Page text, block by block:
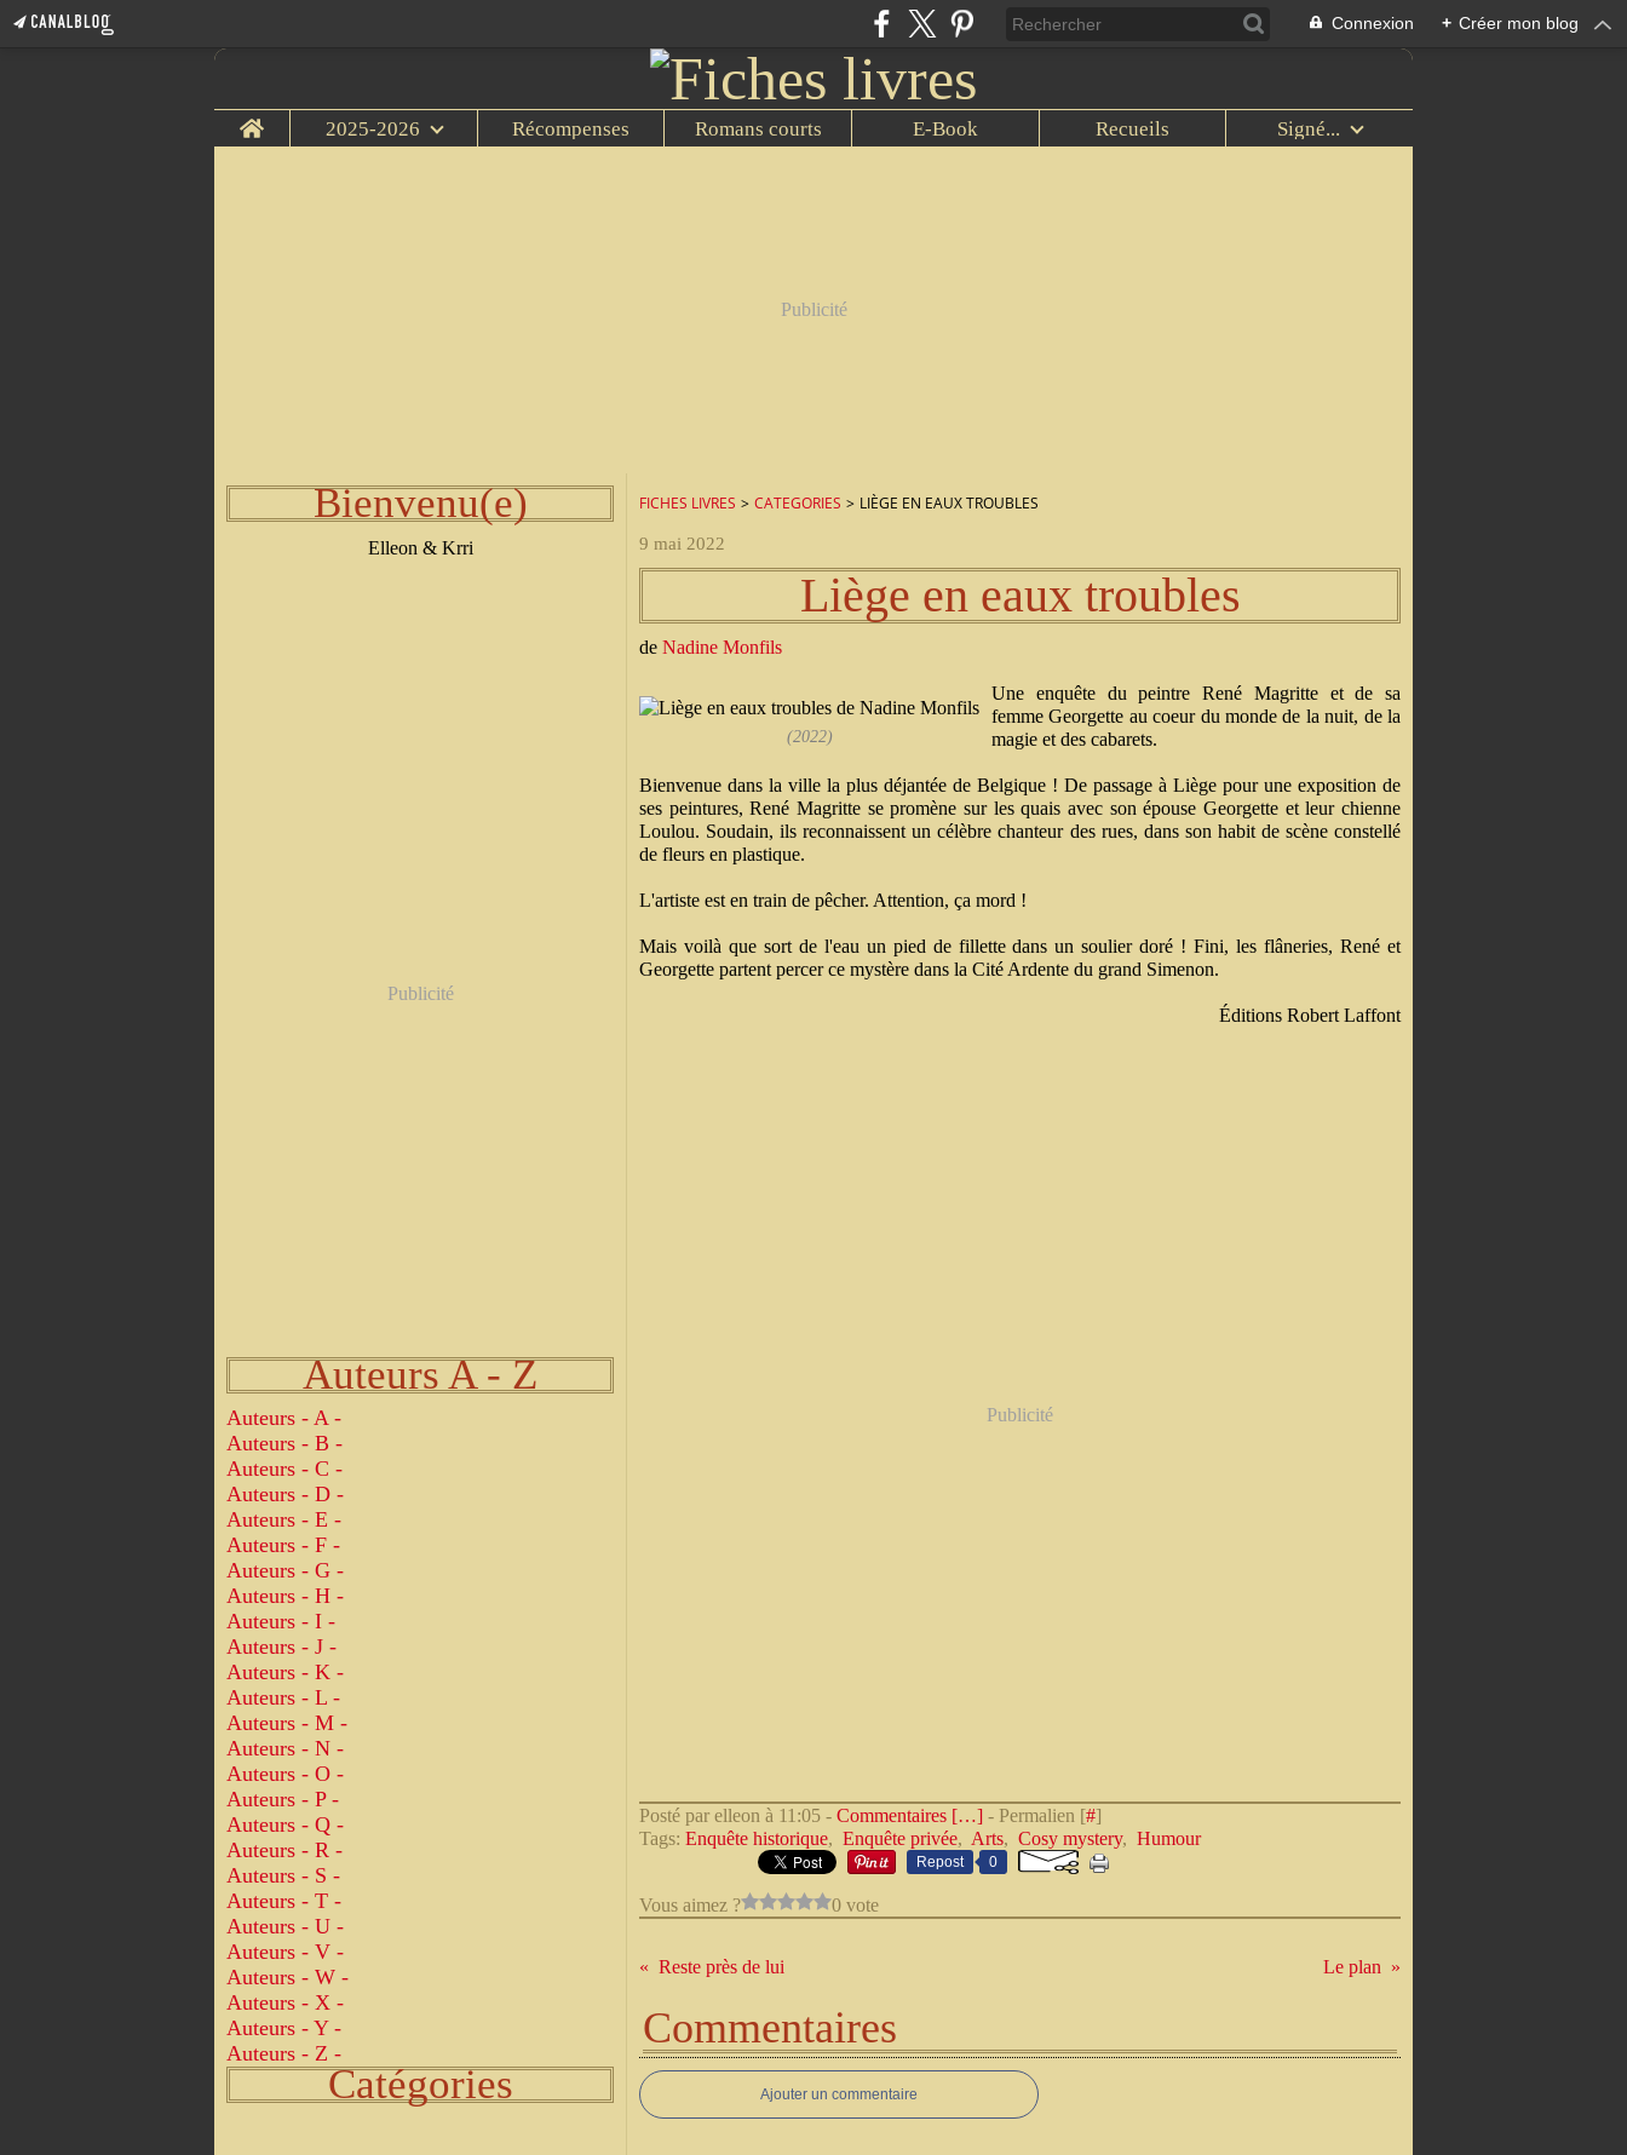
Connexion + Créer mon blog
Home 2025-2026 Récompenses Romans courts E-Book Recueils Signé...
Publicité
Bienvenu(e)
Elleon & Krri
Publicité
Auteurs A - Z
Auteurs - A -
Auteurs - B -
Auteurs - C -
Auteurs - D -
Auteurs - E -
Auteurs - F -
Auteurs - G -
Auteurs - H -
Auteurs - I -
Auteurs - J -
Auteurs - K -
Auteurs - L -
Auteurs - M -
Auteurs - N -
Auteurs - O -
Auteurs - P -
Auteurs - Q -
Auteurs - R -
Auteurs - S -
Auteurs - T -
Auteurs - U -
Auteurs - V -
Auteurs - W -
Auteurs - X -
Auteurs - Y -
Auteurs - Z -
Catégories
FICHES LIVRES > CATEGORIES > LIÈGE EN EAUX TROUBLES
9 mai 2022
Liège en eaux troubles
de Nadine Monfils
(2022)
Une enquête du peintre René Magritte et de sa
femme Georgette au coeur du monde de la nuit, de la
magie et des cabarets.
Bienvenue dans la ville la plus déjantée de Belgique ! De passage à Liège pour une exposition de
ses peintures, René Magritte se promène sur les quais avec son épouse Georgette et leur chienne
Loulou. Soudain, ils reconnaissent un célèbre chanteur des rues, dans son habit de scène constellé
de fleurs en plastique.
L'artiste est en train de pêcher. Attention, ça mord !
Mais voilà que sort de l'eau un pied de fillette dans un soulier doré ! Fini, les flâneries, René et
Georgette partent percer ce mystère dans la Cité Ardente du grand Simenon.
Éditions Robert Laffont
Publicité
Posté par elleon à 11:05 - Commentaires […] - Permalien [#]
Tags: Enquête historique, Enquête privée, Arts, Cosy mystery, Humour
Repost 0
Vous aimez ? 0 vote
Reste près de lui Le plan
Commentaires
Ajouter un commentaire